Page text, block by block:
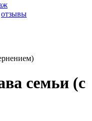
отзывы
семьи (с